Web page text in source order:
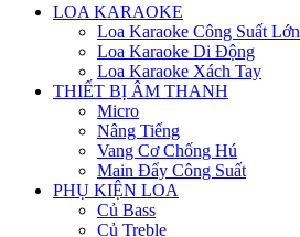
Menu
LOA KARAOKE
Loa Karaoke Công Suất Lớn
Loa Karaoke Di Động
Loa Karaoke Xách Tay
THIẾT BỊ ÂM THANH
Micro
Nâng Tiếng
Vang Cơ Chống Hú
Main Đẩy Công Suất
PHỤ KIỆN LOA
Củ Bass
Củ Treble